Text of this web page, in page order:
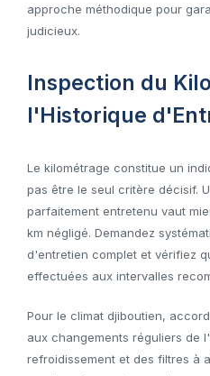
approche méthodique pour
judicieux.
Inspection du
l'Historique
Le kilométrage constitue un
pas être le seul critère décisif.
parfaitement entretenu vaut
km négligé. Demandez
d'entretien complet et vérifiez
effectuées aux intervalles
Pour le climat djiboutien,
aux changements réguliers de
refroidissement et des filtres à